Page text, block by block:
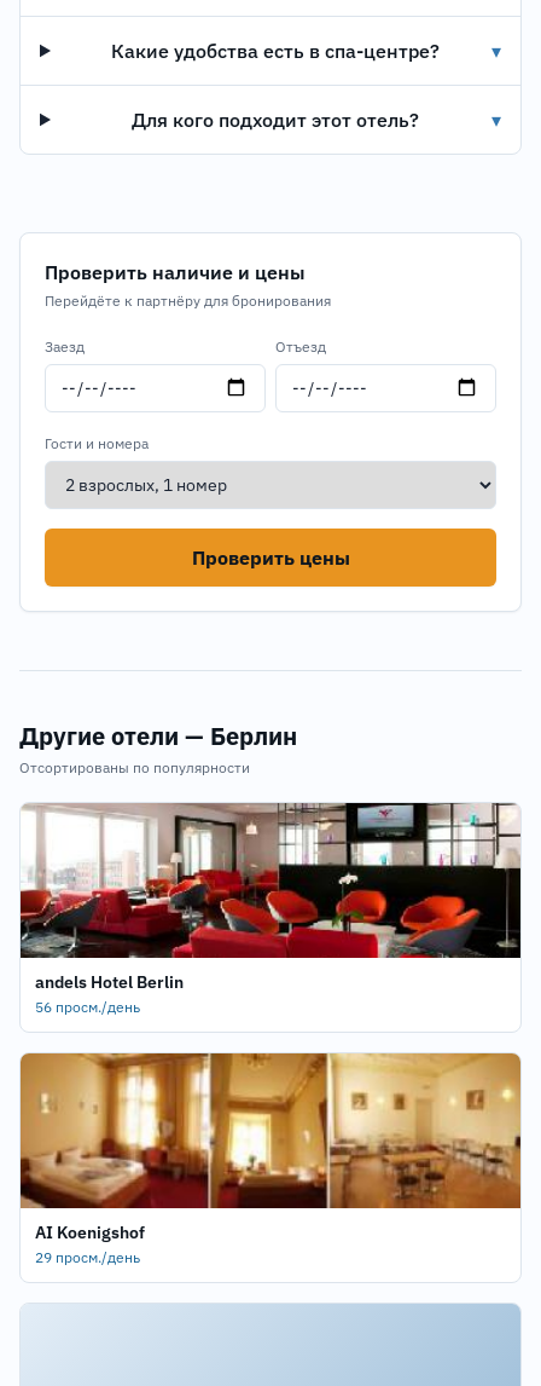
Какие удобства есть в спа-центре? ▾
Для кого подходит этот отель? ▾
Проверить наличие и цены
Перейдёте к партнёру для бронирования
Заезд Отъезд
Гости и номера
Проверить цены
Другие отели — Берлин
Отсортированы по популярности
andels Hotel Berlin
56 просм./день
AI Koenigshof
29 просм./день